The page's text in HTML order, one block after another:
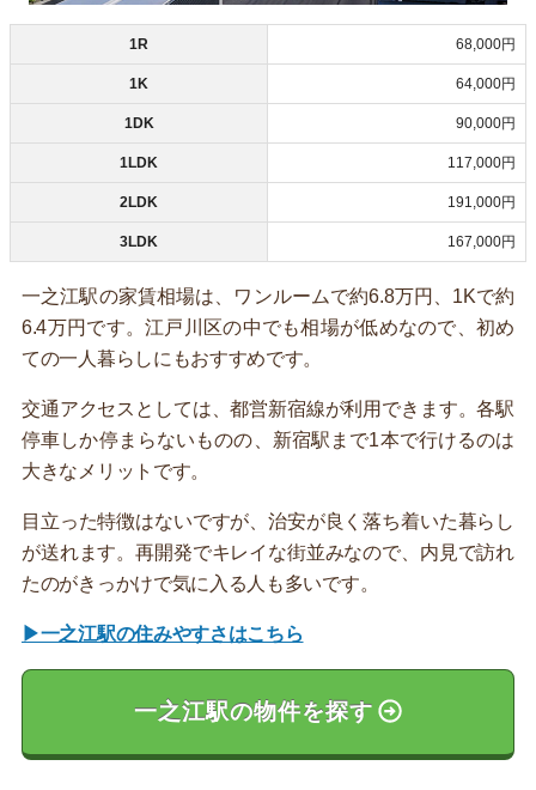
1R 68,000円
1K 64,000円
1DK 90,000円
1LDK 117,000円
2LDK 191,000円
3LDK 167,000円
一之江駅の家賃相場は、ワンルームで約6.8万円、1Kで約
6.4万円です。江戸川区の中でも相場が低めなので、初め
ての一人暮らしにもおすすめです。
交通アクセスとしては、都営新宿線が利用できます。各駅
停車しか停まらないものの、新宿駅まで1本で行けるのは
大きなメリットです。
目立った特徴はないですが、治安が良く落ち着いた暮らし
が送れます。再開発でキレイな街並みなので、内見で訪れ
たのがきっかけで気に入る人も多いです。
▶一之江駅の住みやすさはこちら
一之江駅の物件を探す